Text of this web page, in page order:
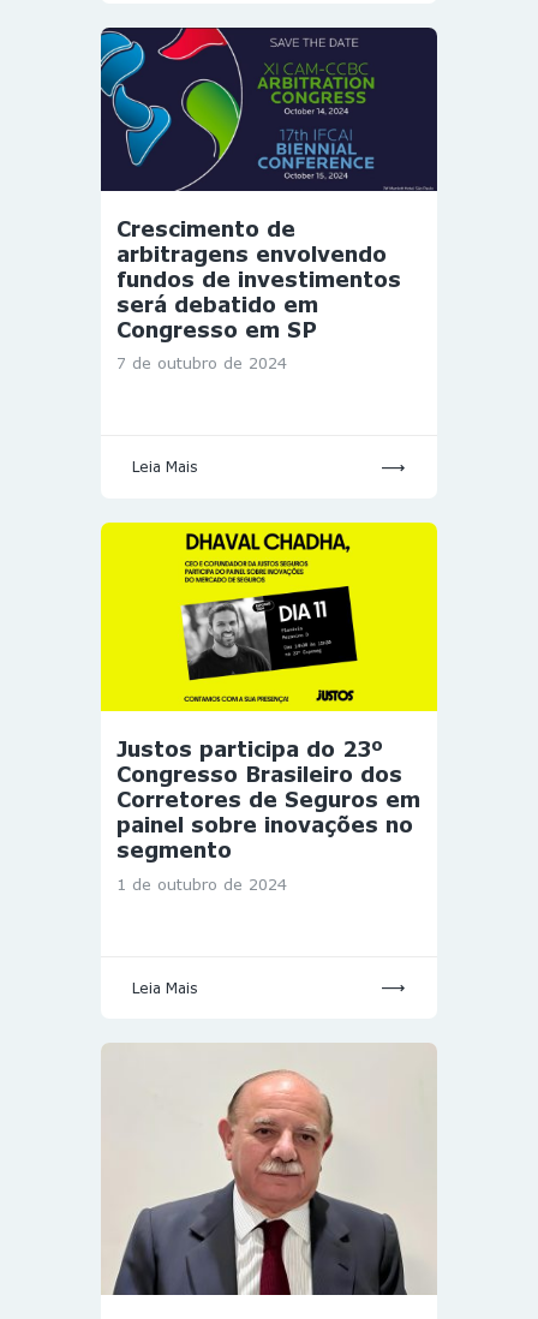
Crescimento de
arbitragens envolvendo
fundos de investimentos
será debatido em
Congresso em SP
7 de outubro de 2024
Leia Mais
Justos participa do 23º
Congresso Brasileiro dos
Corretores de Seguros em
painel sobre inovações no
segmento
1 de outubro de 2024
Leia Mais